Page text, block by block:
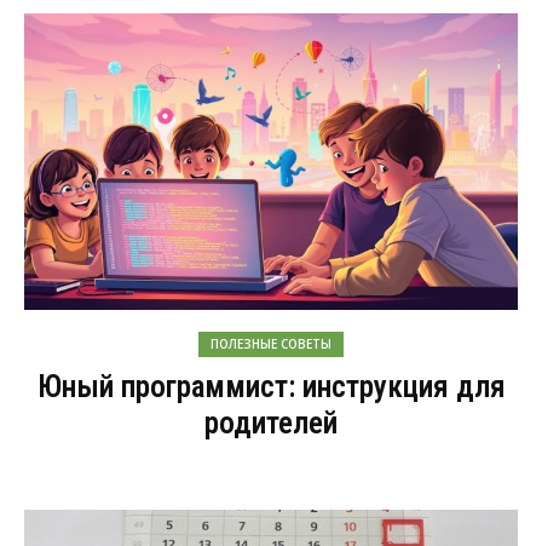
ПОЛЕЗНЫЕ СОВЕТЫ
Юный программист: инструкция для
родителей